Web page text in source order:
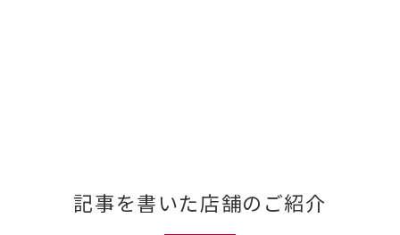
記事を書いた店舗のご紹介